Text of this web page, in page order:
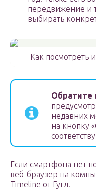
передвижение и
выбирать
Как посмотреть
Обратите
недавних
на кнопку
Если смартфона нет
веб-браузер на
Timeline от Гугл.